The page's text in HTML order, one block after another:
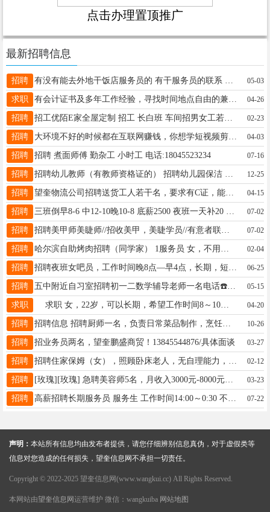
点击办理置顶推广
最新招聘信息
招聘 05-03
求职 有会计证书及多年工作经验，寻找时间地点自由的兼职工作，包括不限于财务统计类。 联系电话13604554384 04-26
招聘 招工优陌E家全屋定制 招工 长白班 车间招男女工若干名早7点到晚5.30分男工4600-6000工资不等女工 3400-4000工资不等免费提供午餐电话18645558784康厂长 02-23
招聘 大环境不好的时候都在互联网赚钱，你想学短视频剪辑拍摄吗，想做账号吗，电话微信同步18945542332 04-03
招聘 招聘 煮面师傅 勤杂工 小时工 电话:18045523234 07-16
招聘 12-25
招聘 望奎物流公司招聘送货工人若干名，要求有C证，能开车。联系电话15331927292 04-15
招聘 07-02
招聘 07-02
招聘 02-04
招聘 06-25
招聘 五中附近自习室招聘初一二数学辅导老师一名电话☎️15845533991 05-15
求职 求职 女，22岁，可以长期，希望工作时间8～10小时，学东西快17345650281 04-20
招聘 招聘信息 招聘厨师一名，负责日常菜品制作，烹饪，确保口味稳定，价格面谈。 联系方式: 13763725599 10-26
招聘 招业务员两名，望奎鹏盛商贸！13845544876/具体面谈 03-27
招聘 02-12
招聘 [玫瑰][玫瑰] 急聘美容师5名，月收入3000元-8000元以上，有无经验均可，周六日可休息，（宝妈可兼职，早上送完孩子来，孩子放学提前走）☎：15845531909李晶 03-23
招聘 07-22
声明： 本站所有信息均由发布者提供，请您仔细辨别信息真伪，对于虚假类等
信息对您造成的任何损失，望奎信息网不承担一切责任。
Copyright © 2022-2025 望奎信息网(www.wangkui.cc) All Rights Reserved.
本网站由望奎信息网 运营维护 微信：wangkuiba 网站地图